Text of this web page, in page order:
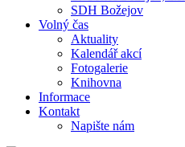
SDH Božejov
Volný čas
Aktuality
Kalendář akcí
Fotogalerie
Knihovna
Informace
Kontakt
Napište nám